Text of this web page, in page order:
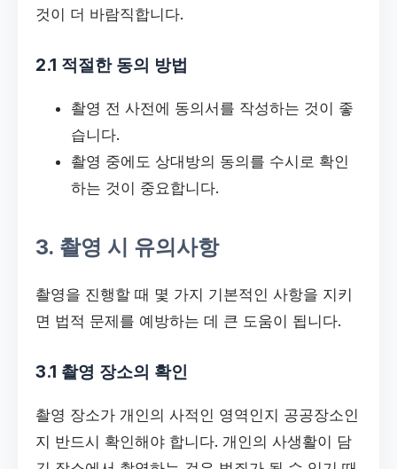
것이 더 바람직합니다.
2.1 적절한 동의 방법
촬영 전 사전에 동의서를 작성하는 것이 좋
습니다.
촬영 중에도 상대방의 동의를 수시로 확인
하는 것이 중요합니다.
3. 촬영 시 유의사항
촬영을 진행할 때 몇 가지 기본적인 사항을 지키
면 법적 문제를 예방하는 데 큰 도움이 됩니다.
3.1 촬영 장소의 확인
촬영 장소가 개인의 사적인 영역인지 공공장소인
지 반드시 확인해야 합니다. 개인의 사생활이 담